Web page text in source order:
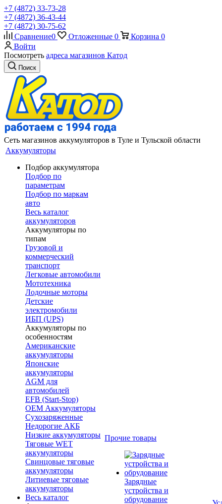
+7 (4872) 33-73-28
+7 (4872) 36-43-44
+7 (4872) 30-75-62
Сравнение0 Отложенные 0 Корзина 0
Войти
Посмотреть адреса магазинов Катод
Поиск
Сеть магазинов аккумуляторов в Туле и Тульской области
Аккумуляторы
Подбор аккумулятора
Подбор по
параметрам
Подбор по маркам
авто
Весь каталог
аккумуляторов
Аккумуляторы по
типам
Грузовой и
коммерческий
транспорт
Легковые автомобили
Мототехника
Лодочные моторы
Детские
электромобили
ИБП (UPS)
Аккумуляторы по
особенностям
Американские
аккумуляторы
Японские
аккумуляторы
AGM для
автомобилей
EFB (Start-Stop)
OEM Аккумуляторы
Сухозаряженные
Недорогие АКБ
Низкие аккумуляторы
Тяговые WET
аккумуляторы
Свинцовые тяговые
аккумуляторы
Литиевые тяговые
аккумуляторы
Весь каталог
Прочие товары
Зарядные
устройства и
обрудование